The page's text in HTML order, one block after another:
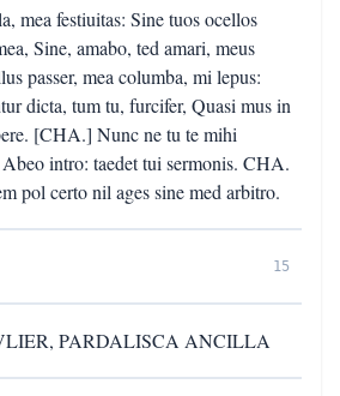
mea festiuitas: Sine tuos ocellos
Sine, amabo, ted amari, meus
passer, mea columba, mi lepus:
dicta, tum tu, furcifer, Quasi mus in
[CHA.] Nunc ne tu te mihi
intro: taedet tui sermonis. CHA.
pol certo nil ages sine med arbitro.
15
PARDALISCA ANCILLA